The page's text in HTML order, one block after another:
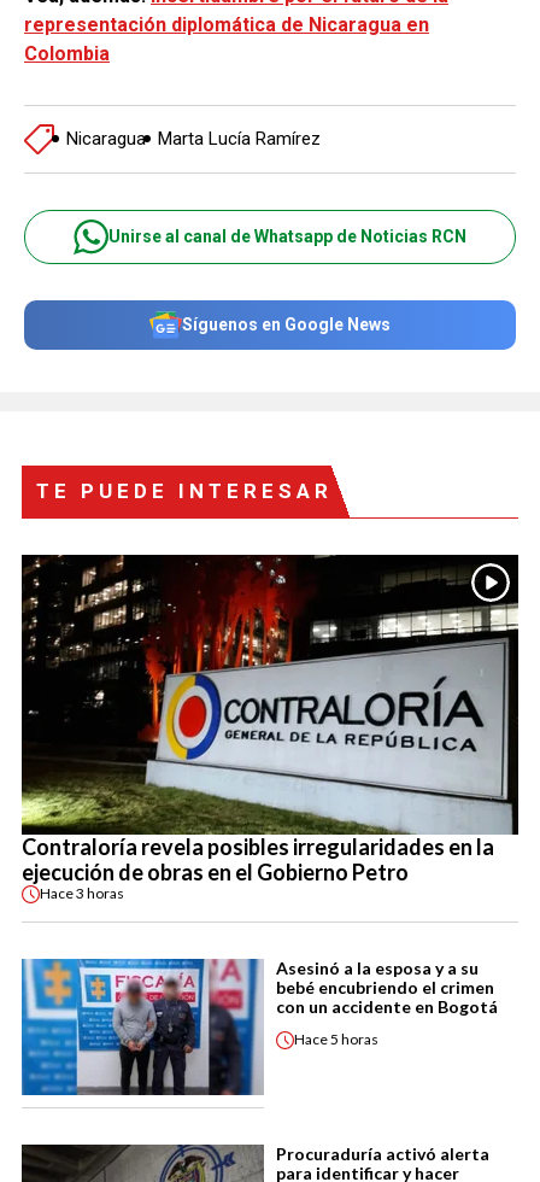
representación diplomática de Nicaragua en
Colombia
Nicaragua Marta Lucía Ramírez
Unirse al canal de Whatsapp de Noticias RCN
Síguenos en Google News
TE PUEDE INTERESAR
Contraloría revela posibles irregularidades en la
ejecución de obras en el Gobierno Petro
Hace3 horas
Asesinó a la esposa y a su
bebé encubriendo el crimen
con un accidente en Bogotá
Hace5 horas
Procuraduría activó alerta
para identificar y hacer